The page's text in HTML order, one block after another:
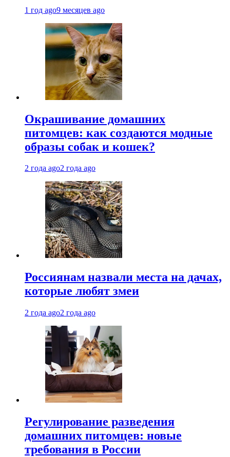
1 год ago9 месяцев ago
Окрашивание домашних
питомцев: как создаются модные
образы собак и кошек?
2 года ago2 года ago
Россиянам назвали места на дачах,
которые любят змеи
2 года ago2 года ago
Регулирование разведения
домашних питомцев: новые
требования в России